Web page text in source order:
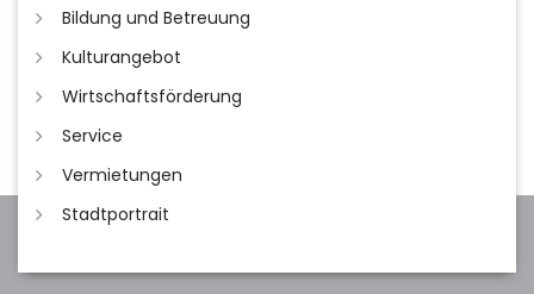
Bildung und Betreuung
Kulturangebot
Wirtschaftsförderung
Service
Vermietungen
Stadtportrait